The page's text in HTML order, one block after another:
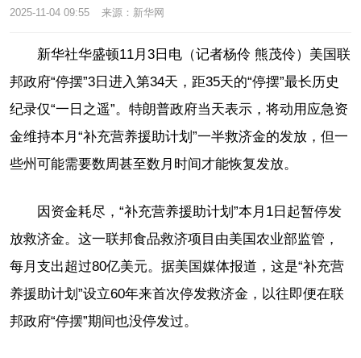
2025-11-04 09:55 来源：新华网
新华社华盛顿11月3日电（记者杨伶 熊茂伶）美国联
邦政府“停摆”3日进入第34天，距35天的“停摆”最长历史
纪录仅“一日之遥”。特朗普政府当天表示，将动用应急资
金维持本月“补充营养援助计划”一半救济金的发放，但一
些州可能需要数周甚至数月时间才能恢复发放。
因资金耗尽，“补充营养援助计划”本月1日起暂停发
放救济金。这一联邦食品救济项目由美国农业部监管，
每月支出超过80亿美元。据美国媒体报道，这是“补充营
养援助计划”设立60年来首次停发救济金，以往即便在联
邦政府“停摆”期间也没停发过。